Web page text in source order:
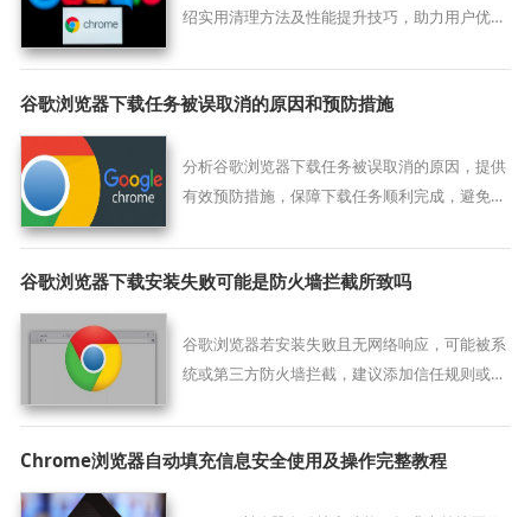
绍实用清理方法及性能提升技巧，助力用户优化
谷歌浏览器下载任务被误取消的原因和预防措施
分析谷歌浏览器下载任务被误取消的原因，提供
有效预防措施，保障下载任务顺利完成，避免中
谷歌浏览器下载安装失败可能是防火墙拦截所致吗
谷歌浏览器若安装失败且无网络响应，可能被系
统或第三方防火墙拦截，建议添加信任规则或临
Chrome浏览器自动填充信息安全使用及操作完整教程